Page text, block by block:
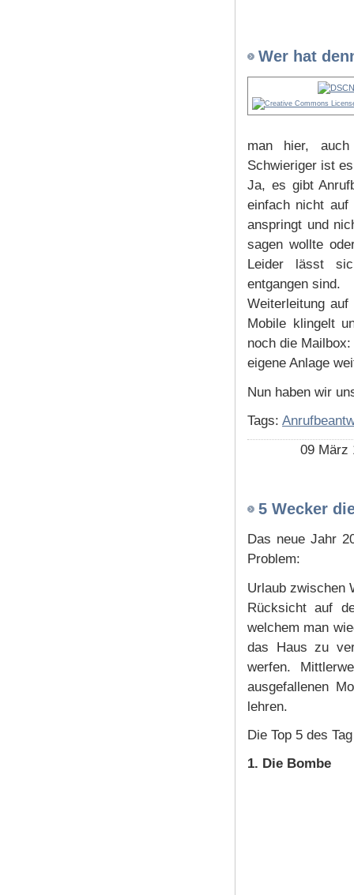
Wer hat
man hier, auch
Schwieriger ist
Ja, es gibt
einfach nicht auf
anspringt und
sagen wollte
Leider lässt
entgangen sind.
Weiterleitung
Mobile klingelt
noch die
eigene Anlage
Nun haben wir
Tags:
09 März
5 Wecker
Das neue Jahr
Problem:
Urlaub zwischen
Rücksicht auf
welchem man
das Haus zu
werfen.
ausgefallenen
lehren.
Die Top 5 des
1. Die Bombe